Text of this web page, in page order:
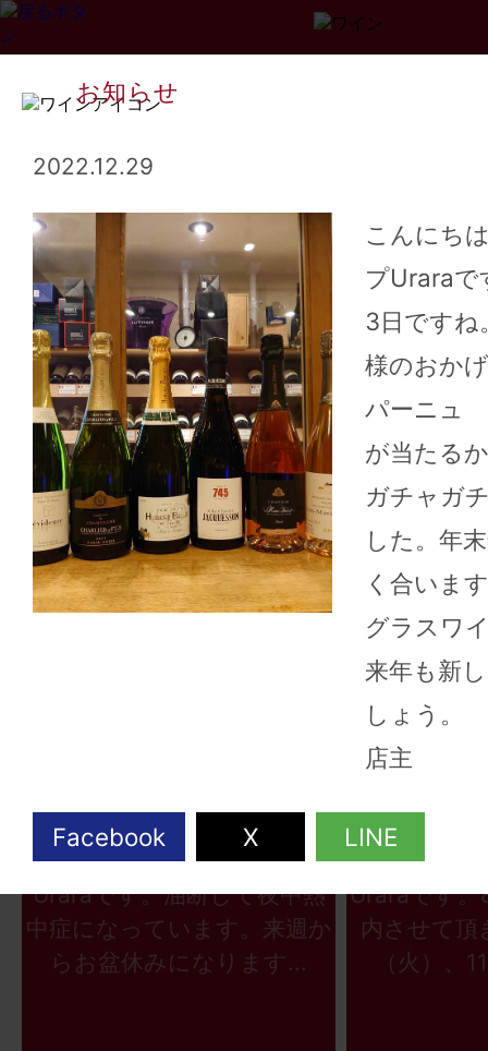
Page 1 2 3 ... 34 >>
2026年08月06日
こんにちは、ワインショップ
Uraraです。油断して夜中熱
中症になっています。来週か
らお盆休みになります...
2026
こんにちは
Uraraです。
内させて頂
（火）、
お知らせ
2022.12.29
こんにち
プUraraで
3日ですね
様のおか
パーニュ
が当たる
ガチャガ
した。年
く合いま
グラスワ
来年も新
しょう。
店主